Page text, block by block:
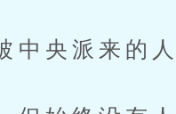
央派来的人